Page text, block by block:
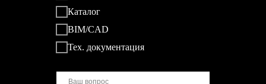
Каталог
BIM/CAD
Тех. документация